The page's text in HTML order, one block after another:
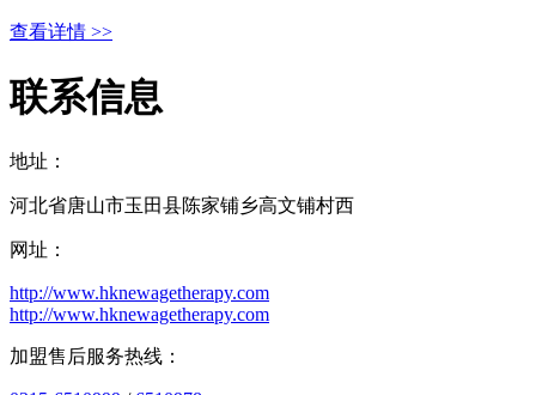
查看详情 >>
联系信息
地址：
河北省唐山市玉田县陈家铺乡高文铺村西
网址：
http://www.hknewagetherapy.com
http://www.hknewagetherapy.com
加盟售后服务热线：